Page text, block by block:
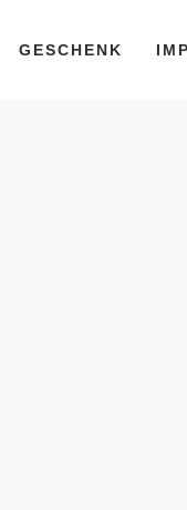
GESCHENK